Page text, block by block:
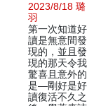
2023/8/18 璐
羽
第一次知道好
讀是無意間發
現的，並且發
現的那天令我
驚喜且意外的
是—剛好是好
讀復活不久之